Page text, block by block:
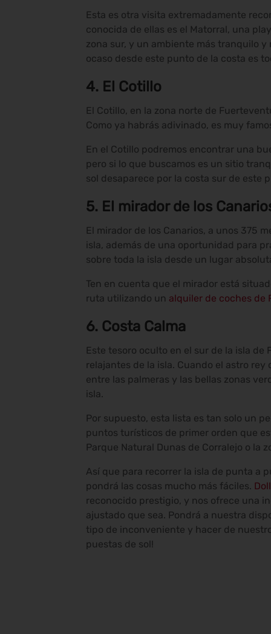
Esta es otra visita extremadamente
conocida de ellas es el Matorral, una
zona sur, y un ambiente más tranquilo
ocaso desde este punto de la costa es
4. El Cotillo
El Cotillo, en la zona norte de
Como ya habrás adivinado, es muy
En el Cotillo podremos encontrar una
pero si lo que buscamos es un sitio
sol desaparece por la costa sur de este
5. El mirador de los
El mirador de los Canarios, a unos 375
isla, además de una oportunidad para
sobre toda la isla desde un lugar
Ten en cuenta que el mirador está
ruta utilizando un alquiler de coches de
6. Costa Calma
Este tesoro oculto en el sur de la isla
relajantes de la isla. Cuando el astro
entre las palmeras y las bellas zonas
isla.
Por supuesto, esta lista es tan solo un
puntos turísticos de primer orden que
Parque Natural Dunas de Corralejo o la
Así que para recorrer la isla de punta a
pondrá las cosas mucho más fáciles.
reconocido prestigio, y nos ofrece una
ajustado que sea. Pondrá a nuestra
tipo de inconveniente y hacer de
puestas de sol!